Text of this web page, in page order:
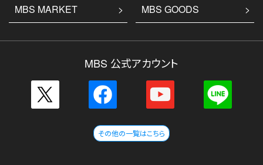
MBS MARKET MBS GOODS
MBS 公式アカウント
その他の一覧はこちら